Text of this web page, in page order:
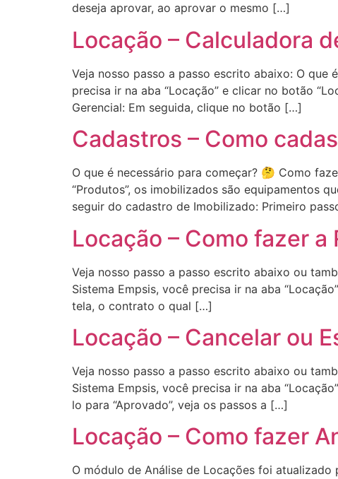
deseja aprovar, ao aprovar o mesmo […]
Locação – Calculadora
Veja nosso passo a passo escrito abaixo: O que
precisa ir na aba “Locação” e clicar no botão
Gerencial: Em seguida, clique no botão […]
Cadastros – Como
O que é necessário para começar? 🤔 Como
“Produtos”, os imobilizados são equipamentos
seguir do cadastro de Imobilizado: Primeiro
Locação – Como fazer
Veja nosso passo a passo escrito abaixo ou
Sistema Empsis, você precisa ir na aba
tela, o contrato o qual […]
Locação – Cancelar ou
Veja nosso passo a passo escrito abaixo ou
Sistema Empsis, você precisa ir na aba
lo para “Aprovado”, veja os passos a […]
Locação – Como fazer
O módulo de Análise de Locações foi